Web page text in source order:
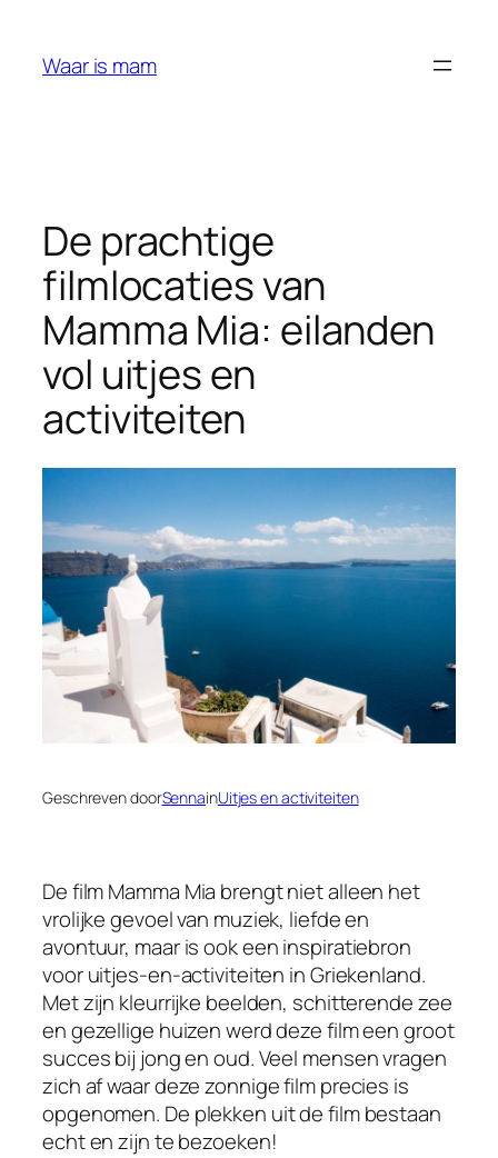
Waar is mam
De prachtige
filmlocaties van
Mamma Mia: eilanden
vol uitjes en
activiteiten
Geschreven doorSennainUitjes en activiteiten
De film Mamma Mia brengt niet alleen het
vrolijke gevoel van muziek, liefde en
avontuur, maar is ook een inspiratiebron
voor uitjes-en-activiteiten in Griekenland.
Met zijn kleurrijke beelden, schitterende zee
en gezellige huizen werd deze film een groot
succes bij jong en oud. Veel mensen vragen
zich af waar deze zonnige film precies is
opgenomen. De plekken uit de film bestaan
echt en zijn te bezoeken!